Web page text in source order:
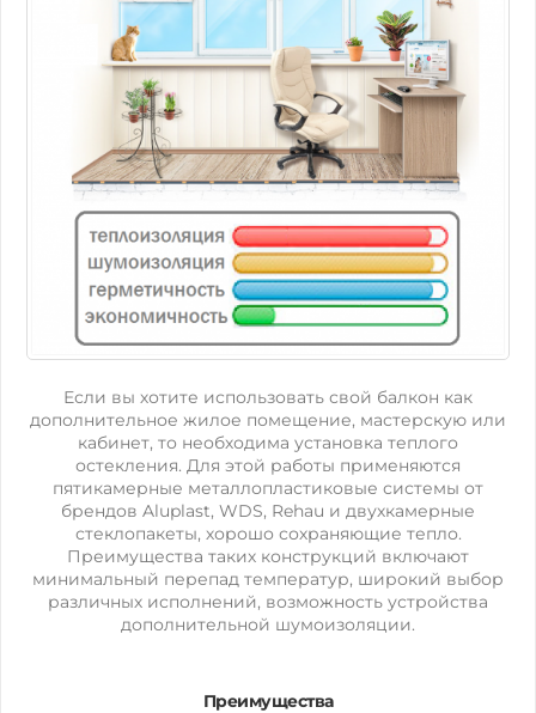
Если вы хотите использовать свой балкон как
дополнительное жилое помещение, мастерскую или
кабинет, то необходима установка теплого
остекления. Для этой работы применяются
пятикамерные металлопластиковые системы от
брендов Aluplast, WDS, Rehau и двухкамерные
стеклопакеты, хорошо сохраняющие тепло.
Преимущества таких конструкций включают
минимальный перепад температур, широкий выбор
различных исполнений, возможность устройства
дополнительной шумоизоляции.
Преимущества